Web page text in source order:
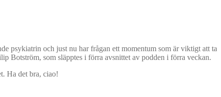
psykiatrin och just nu har frågan ett momentum som är viktigt att ta
Botström, som släpptes i förra avsnittet av podden i förra veckan.
Ha det bra, ciao!